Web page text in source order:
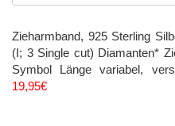
Zieharmband, 925 Sterling
(I; 3 Single cut) Diamanten*
Symbol Länge variabel,
19,95€